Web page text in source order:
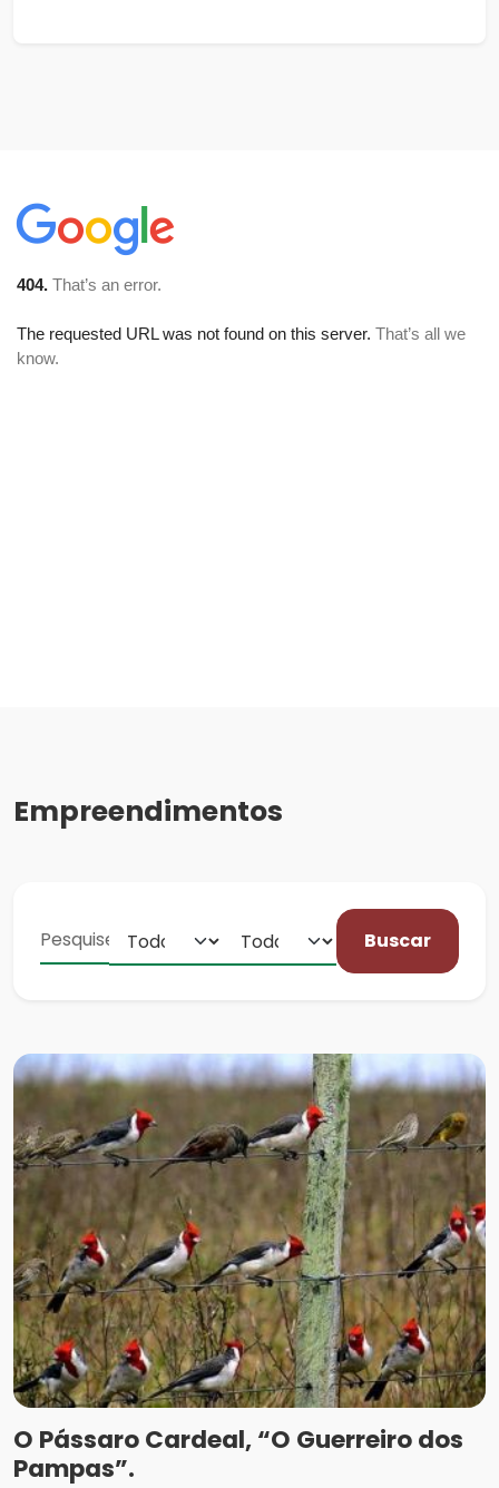
Empreendimentos
Buscar
O Pássaro Cardeal, “O Guerreiro dos
Pampas”.